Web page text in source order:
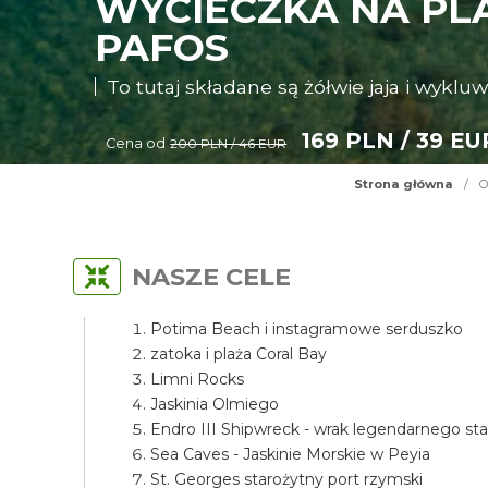
PAFOS
To tutaj składane są żółwie jaja i
Cena od 200 PLN / 46 EUR 169 PLN / 39
Strona główna /
NASZE CELE
Potima Beach i instagramowe serduszko
zatoka i plaża Coral Bay
Limni Rocks
Jaskinia Olmiego
Endro III Shipwreck - wrak legendarnego
Sea Caves - Jaskinie Morskie w Peyia
St. Georges starożytny port rzymski